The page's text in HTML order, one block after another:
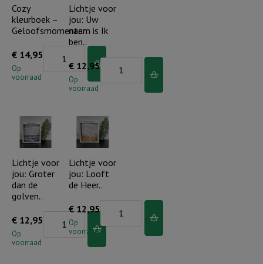
kracht
en
Herder
aantal
Cozy
kleurboek –
Geloofsmomenten
€ 14,95
Op
voorraad
kleurboek
aantal
Lichtje voor
jou: Uw
naam is Ik
ben..
€ 12,95
Op
voorraad
Lichtje
voor
naam
is
Ik
ben..
aantal
Lichtje voor
jou: Groter
dan de
golven..
€ 12,95
Op
voorraad
Lichtje
Lichtje voor
jou: Looft
de Heer..
€ 12,95
Op
voorraad
Lichtje
voor